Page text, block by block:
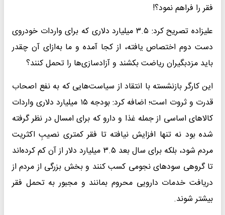
فقر را فراهم نمود؟!
علیزاده تصریح کرد: ۳.۵ میلیارد دلاری که برای واردات خودروی
دست دوم اختصاص یافته، از کجا آمده و ما به‌ازای آن چقدر
باید مزدبگیران ریاضت بکشند و آزادسازی‌ها را تحمل کنند؟
این کارگر بازنشسته با انتقاد از سیاست‌هایی که به نفع اصحاب
قدرت و ثروت است؛ اضافه کرد: بودجه ۱۵ میلیارد دلاری واردات
کالا‌های اساسی از جمله غذا و دارو که برای امسال در نظر گرفته
شده بود نه تنها افزایش نیافته تا فقر کمتری نصیبِ اکثریت
مردم شود، بلکه برای سال بعد ۳.۵ میلیارد دلار از آن کم کرده‌اند
تا گروهی سود‌های نجومی کسب کنند و بخش بزرگی از مردم از
دریافت خدمات دارویی محروم بمانند و مجبور به تحمل فقر
بیشتر شوند.